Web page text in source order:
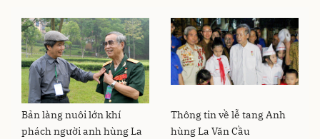
Bản làng nuôi lớn khí
phách người anh hùng La
Thông tin về lễ tang Anh
hùng La Văn Cầu